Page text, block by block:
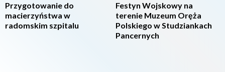
Przygotowanie do
macierzyństwa w
radomskim szpitalu
Festyn Wojskowy na
terenie Muzeum Oręża
Polskiego w Studziankach
Pancernych